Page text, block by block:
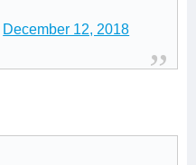
December 12, 2018